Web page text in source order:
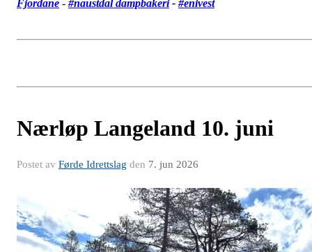
Fjordane - #naustdal dampbakeri - #enivest
Nærløp Langeland 10. juni
Postet av Førde Idrettslag den 7. jun 2026